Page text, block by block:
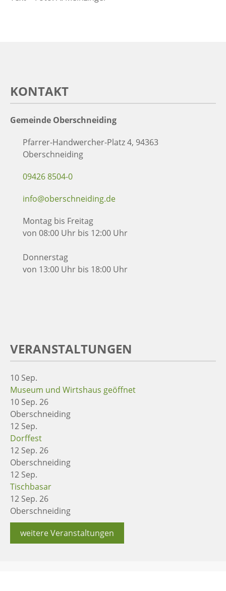
KONTAKT
Gemeinde Oberschneiding
Pfarrer-Handwercher-Platz 4, 94363
Oberschneiding
09426 8504-0
info@oberschneiding.de
Montag bis Freitag
von 08:00 Uhr bis 12:00 Uhr
Donnerstag
von 13:00 Uhr bis 18:00 Uhr
VERANSTALTUNGEN
10 Sep.
Museum und Wirtshaus geöffnet
10 Sep. 26
Oberschneiding
12 Sep.
Dorffest
12 Sep. 26
Oberschneiding
12 Sep.
Tischbasar
12 Sep. 26
Oberschneiding
weitere Veranstaltungen